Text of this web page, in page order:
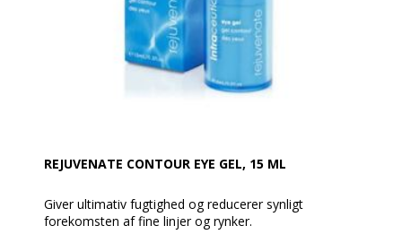
REJUVENATE CONTOUR EYE GEL, 15 ML
Giver ultimativ fugtighed og reducerer synligt
forekomsten af fine linjer og rynker.